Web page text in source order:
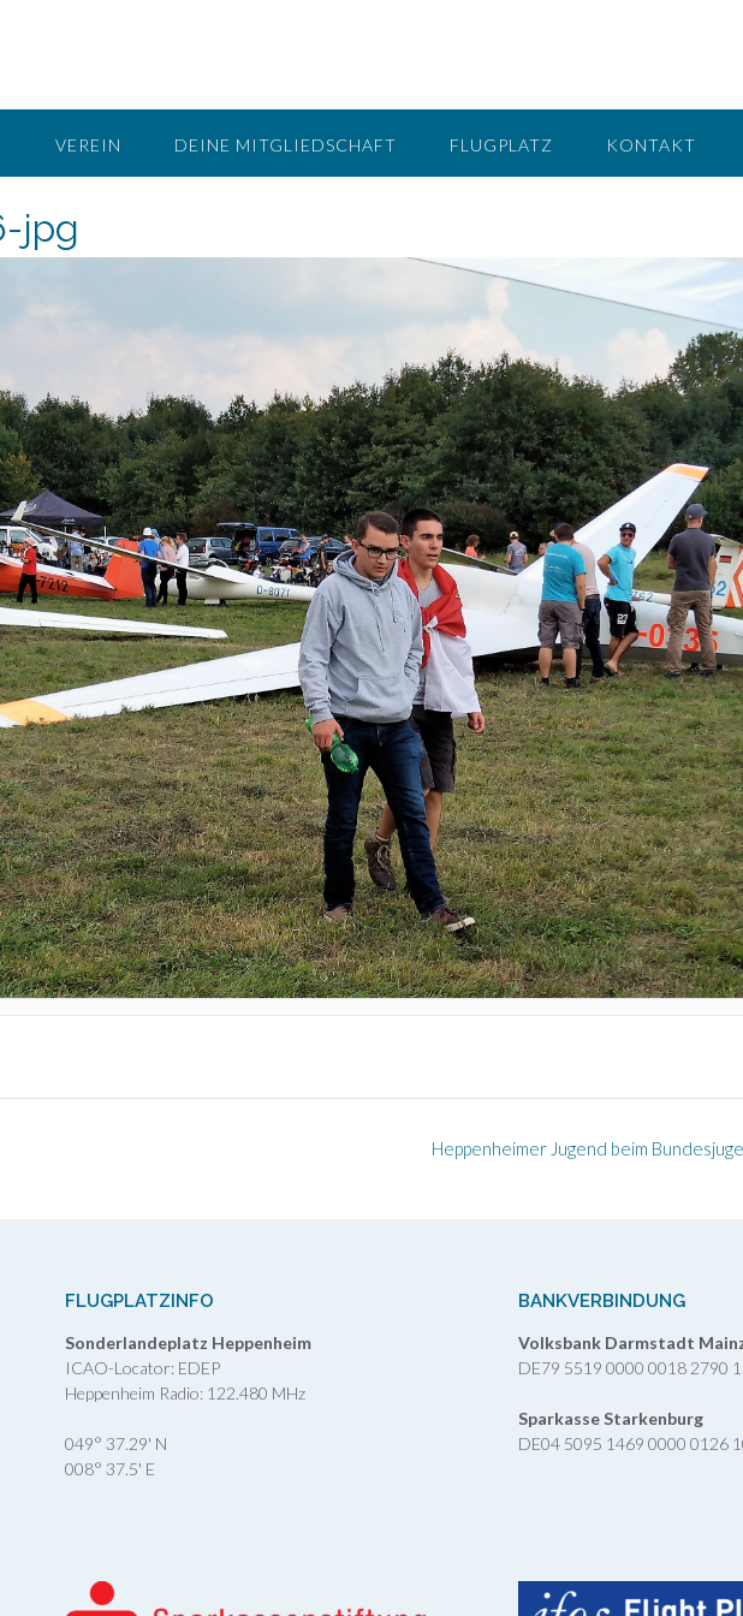
VEREIN DEINE MITGLIEDSCHAFT FLUGPLATZ KONTAKT
jpg
Heppenheimer Jugend beim
FLUGPLATZINFO
Sonderlandeplatz Heppenheim
ICAO-Locator: EDEP
Heppenheim Radio: 122.480 MHz
049° 37.29' N
008° 37.5' E
BANKVERBINDUNG
Volksbank Darmstadt
DE79 5519 0000 0018 2790
Sparkasse Starkenburg
DE04 5095 1469 0000 0126